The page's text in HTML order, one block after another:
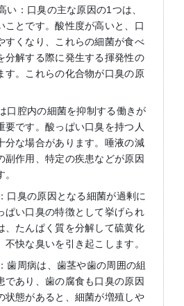
い：口臭の主な原因の1つは、
ことです。酸性度が高いと、口
すくなり、これらの細菌が食べ
分解する際に発生する揮発性の
す。これらの化合物が口臭の原
口腔内の細菌を抑制する働きが
要です。酸っぱい口臭を持つ人
分な場合があります。唾液の減
副作用、特定の疾患などが原因
口臭の原因となる細菌が過剰に
ぱい口臭の特徴として挙げられ
、たんぱく質を分解して硫黄化
快な臭いを引き起こします。
歯周病は、歯茎や歯の周囲の組
であり、歯の腐食も口臭の原因
状態があると、細菌が増殖しや